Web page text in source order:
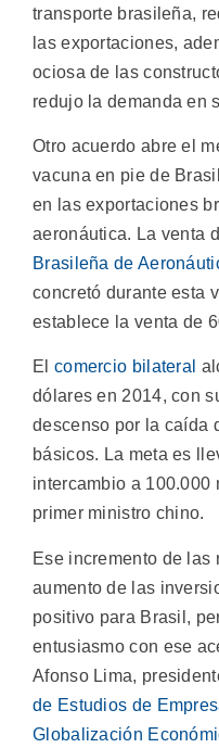
transporte brasileña,
las exportaciones,
ociosa de las
redujo la demanda en
Otro acuerdo abre el
vacuna en pie de
en las exportaciones
aeronáutica. La venta
Brasileña de
concretó durante esta
establece la venta de
El comercio bilateral
dólares en 2014, con
descenso por la caída
básicos. La meta es
intercambio a 100.000
primer ministro chino.
Ese incremento de las
aumento de las
positivo para Brasil,
entusiasmo con ese
Afonso Lima,
de Estudios de
Globalización